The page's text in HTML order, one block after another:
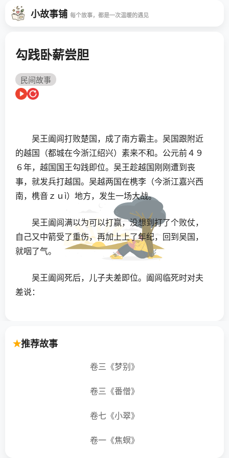
小故事铺 每个故事，都是一次温暖的遇见
勾践卧薪尝胆
民间故事
吴王阖闾打败楚国，成了南方霸主。吴国跟附近
的越国（都城在今浙江绍兴）素来不和。公元前４９
６年，越国国王勾践即位。吴王趁越国刚刚遭到丧
事，就发兵打越国。吴越两国在槜李（今浙江嘉兴西
南，槜音ｚｕì）地方，发生一场大战。
吴王阖闾满以为可以打赢，没想到打了个败仗，
自己又中箭受了重伤，再加上上了年纪，回到吴国，
就咽了气。
吴王阖闾死后，儿子夫差即位。阖闾临死时对夫
差说：
夫差记住这个嘱咐，叫人经常提醒他。他经过宫
推荐故事
卷三《梦别》
卷三《番僧》
卷七《小翠》
卷一《焦螟》